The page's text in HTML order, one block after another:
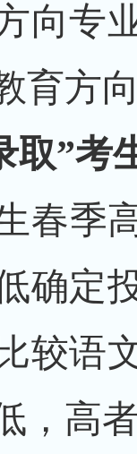
向专
育方
取”考
春季
确定
较语
，高